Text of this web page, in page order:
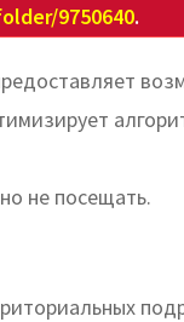
9750640.
не посещать.